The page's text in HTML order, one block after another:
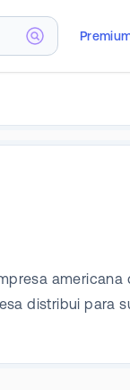
distribui para